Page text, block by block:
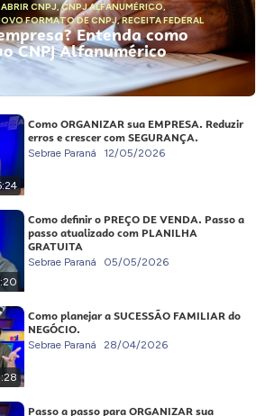
ABRIR CNPJ,CNPJ ALFANUMÉRICO,
FORMATO DE CNPJ,RECEITA FEDERAL
Entenda como
CNPJ Alfanumérico
Como ORGANIZAR sua EMPRESA. Reduzir
erros e crescer com SEGURANÇA.
Sebrae Paraná 12/05/2026
Como definir o PREÇO DE VENDA. Passo a
passo atualizado com PLANILHA
GRATUITA
Sebrae Paraná 05/05/2026
Como planejar a SUCESSÃO FAMILIAR do
NEGÓCIO.
Sebrae Paraná 28/04/2026
Passo a passo para ORGANIZAR sua